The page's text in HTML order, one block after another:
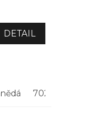
DETAIL
7021 -